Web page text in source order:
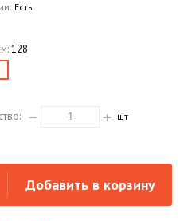
Есть
128
шт
Добавить в корзину